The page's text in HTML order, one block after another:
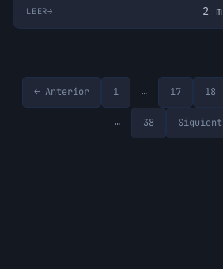
inversores: Speedinvest y
LEER 2
← Anterior 1 … 17 18
… 38